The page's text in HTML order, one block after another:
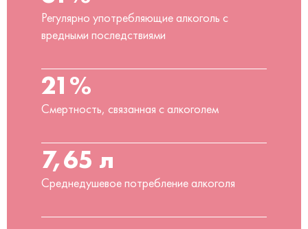
Регулярно употребляющие алкоголь с
вредными последствиями
21%
Смертность, связанная с алкоголем
7,65 л
Среднедушевое потребление алкоголя